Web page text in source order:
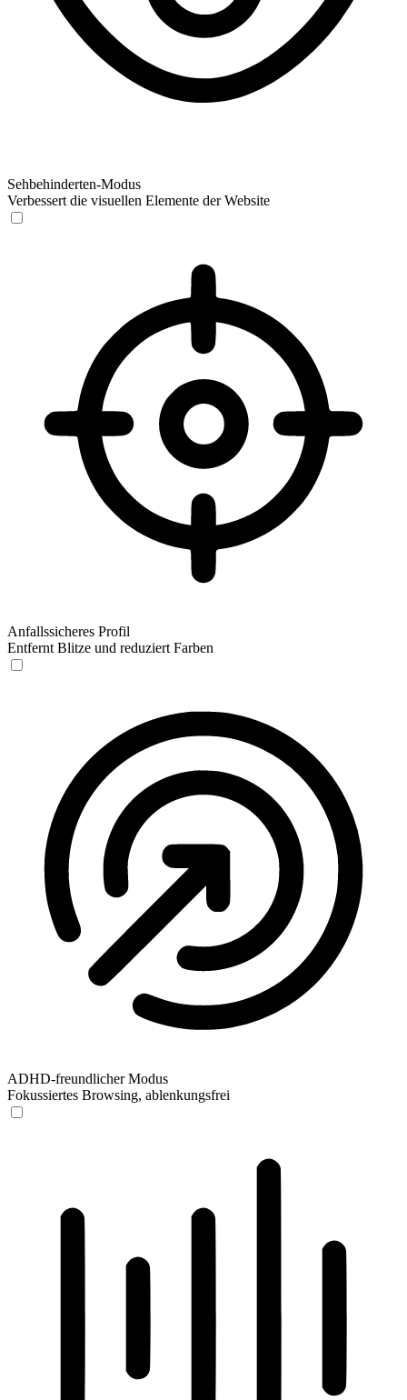
Sehbehinderten-Modus
Verbessert die visuellen Elemente der Website
Anfallssicheres Profil
Entfernt Blitze und reduziert Farben
ADHD-freundlicher Modus
Fokussiertes Browsing, ablenkungsfrei